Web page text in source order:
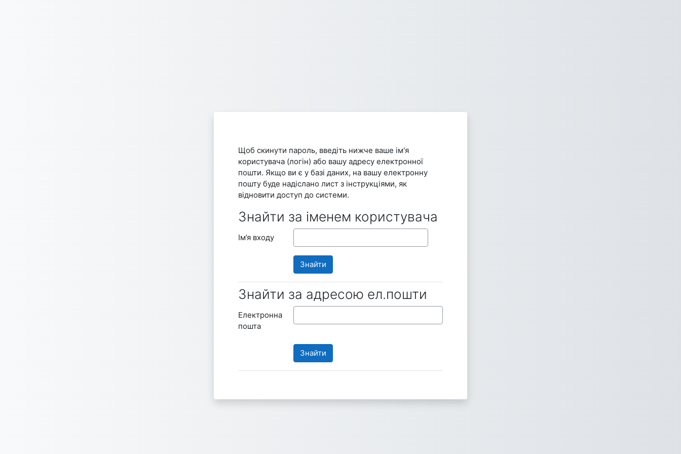
Щоб скинути пароль, введіть нижче ваше ім'я
користувача (логін) або вашу адресу електронної
пошти. Якщо ви є у базі даних, на вашу електронну
пошту буде надіслано лист з інструкціями, як
відновити доступ до системи.
Знайти за іменем користувача
Знайти за іменем користувача
Ім’я входу
Знайти за адресою ел.пошти
Знайти за адресою ел.пошти
Електронна
пошта